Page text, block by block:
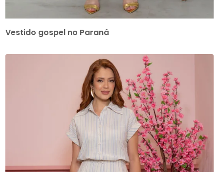
Vestido gospel no Paraná